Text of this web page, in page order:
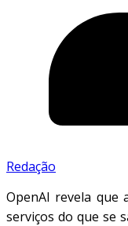
Redação
OpenAI revela que
serviços do que se